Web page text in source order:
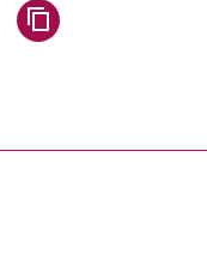
teilen
WhatsApp teilen
Seite über Facebook